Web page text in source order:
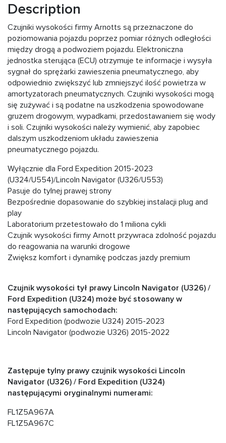
Description
Czujniki wysokości firmy Arnotts są przeznaczone do
poziomowania pojazdu poprzez pomiar różnych odległości
między drogą a podwoziem pojazdu. Elektroniczna
jednostka sterująca (ECU) otrzymuje te informacje i wysyła
sygnał do sprężarki zawieszenia pneumatycznego, aby
odpowiednio zwiększyć lub zmniejszyć ilość powietrza w
amortyzatorach pneumatycznych. Czujniki wysokości mogą
się zużywać i są podatne na uszkodzenia spowodowane
gruzem drogowym, wypadkami, przedostawaniem się wody
i soli. Czujniki wysokości należy wymienić, aby zapobiec
dalszym uszkodzeniom układu zawieszenia
pneumatycznego pojazdu.
Wyłącznie dla Ford Expedition 2015-2023
(U324/U554)/Lincoln Navigator (U326/U553)
Pasuje do tylnej prawej strony
Bezpośrednie dopasowanie do szybkiej instalacji plug and
play
Laboratorium przetestowało do 1 miliona cykli
Czujnik wysokości firmy Arnott przywraca zdolność pojazdu
do reagowania na warunki drogowe
Zwiększ komfort i dynamikę podczas jazdy premium
Czujnik wysokości tył prawy Lincoln Navigator (U326) /
Ford Expedition (U324) może być stosowany w
następujących samochodach:
Ford Expedition (podwozie U324) 2015-2023
Lincoln Navigator (podwozie U326) 2015-2022
Zastępuje tylny prawy czujnik wysokości Lincoln
Navigator (U326) / Ford Expedition (U324)
następującymi oryginalnymi numerami:
FL1Z5A967A
FL1Z5A967C